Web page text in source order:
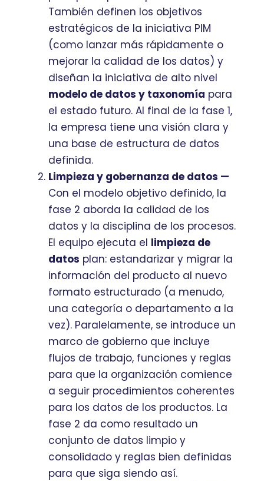
También definen los objetivos
estratégicos de la iniciativa PIM
(como lanzar más rápidamente o
mejorar la calidad de los datos) y
diseñan la iniciativa de alto nivel
modelo de datos y taxonomía para
el estado futuro. Al final de la fase 1,
la empresa tiene una visión clara y
una base de estructura de datos
definida.
Limpieza y gobernanza de datos —
Con el modelo objetivo definido, la
fase 2 aborda la calidad de los
datos y la disciplina de los procesos.
El equipo ejecuta el limpieza de
datos plan: estandarizar y migrar la
información del producto al nuevo
formato estructurado (a menudo,
una categoría o departamento a la
vez). Paralelamente, se introduce un
marco de gobierno que incluye
flujos de trabajo, funciones y reglas
para que la organización comience
a seguir procedimientos coherentes
para los datos de los productos. La
fase 2 da como resultado un
conjunto de datos limpio y
consolidado y reglas bien definidas
para que siga siendo así.